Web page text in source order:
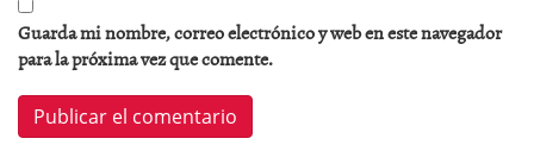
Guarda mi nombre, correo electrónico y web en este navegador
para la próxima vez que comente.